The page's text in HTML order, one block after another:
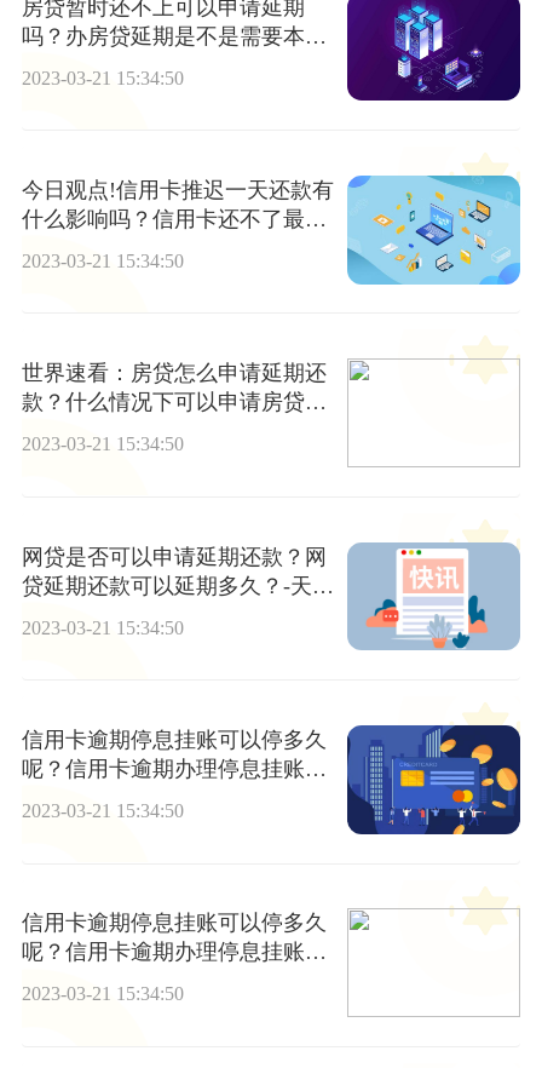
房贷暂时还不上可以申请延期
吗？办房贷延期是不是需要本人
2023-03-21 15:34:50
今日观点!信用卡推迟一天还款有
什么影响吗？信用卡还不了最低
2023-03-21 15:34:50
世界速看：房贷怎么申请延期还
款？什么情况下可以申请房贷延
期还款？
2023-03-21 15:34:50
网贷是否可以申请延期还款？网
贷延期还款可以延期多久？-天天
2023-03-21 15:34:50
信用卡逾期停息挂账可以停多久
呢？信用卡逾期办理停息挂账的
条件是什么？ 当前热文
2023-03-21 15:34:50
信用卡逾期停息挂账可以停多久
呢？信用卡逾期办理停息挂账的
条件是什么？ 天天热文
2023-03-21 15:34:50